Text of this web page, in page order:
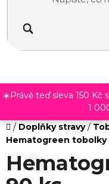
obsah
☀️Právě teď sleva 150 Kč
1
Domů
/ Doplňky stravy /
Hematogreen tobolky